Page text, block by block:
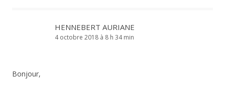
HENNEBERT AURIANE
4 octobre 2018 à 8 h 34 min
Bonjour,